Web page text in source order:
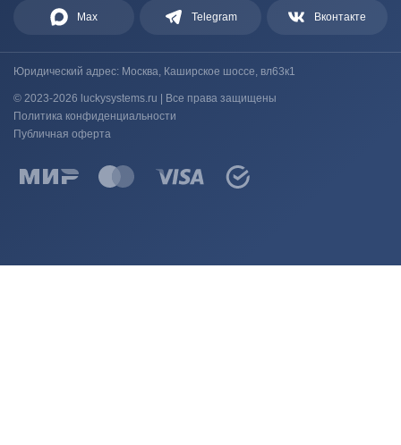
Max Telegram Вконтакте
Юридический адрес: Москва, Каширское шоссе, вл63к1
© 2023-2026 luckysystems.ru | Все права защищены
Политика конфиденциальности
Публичная оферта